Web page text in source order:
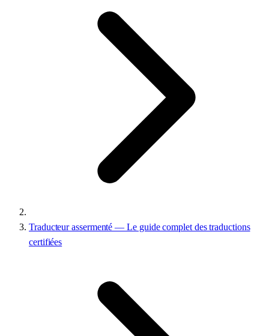
Traducteur assermenté — Le guide complet des traductions
certifiées